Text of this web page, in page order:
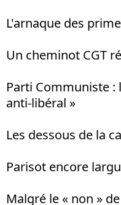
L'arnaque des
Un cheminot CGT
Parti Communiste
anti-libéral »
Les dessous de la
Parisot encore
Malgré le « non »